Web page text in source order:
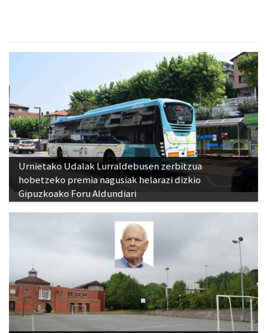
Urnietako Udalak Lurraldebusen zerbitzua
hobetzeko premia nagusiak helarazi dizkio
Gipuzkoako Foru Aldundiari